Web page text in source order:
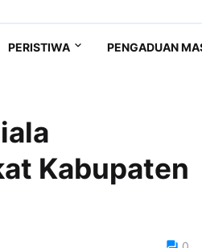
PERISTIWA PENGADUAN
Kabupaten